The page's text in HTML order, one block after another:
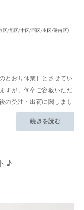
とおり休業日とさせてい
すが、何卒ご容赦いただ
の受注・出荷に関しまし
続きを読む
♪